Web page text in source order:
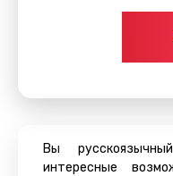
Вы
интересные